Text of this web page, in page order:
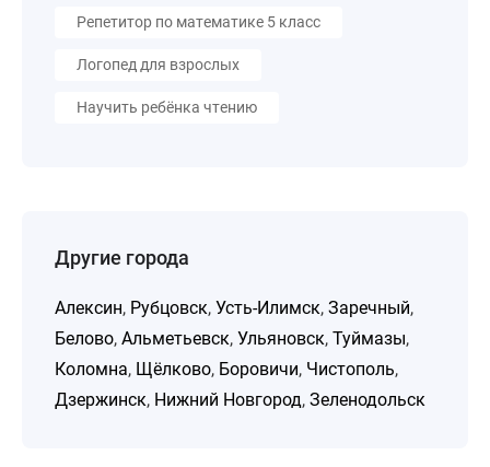
Репетитор по математике 5 класс
Логопед для взрослых
Научить ребёнка чтению
Другие города
Алексин, Рубцовск, Усть-Илимск, Заречный,
Белово, Альметьевск, Ульяновск, Туймазы,
Коломна, Щёлково, Боровичи, Чистополь,
Дзержинск, Нижний Новгород, Зеленодольск